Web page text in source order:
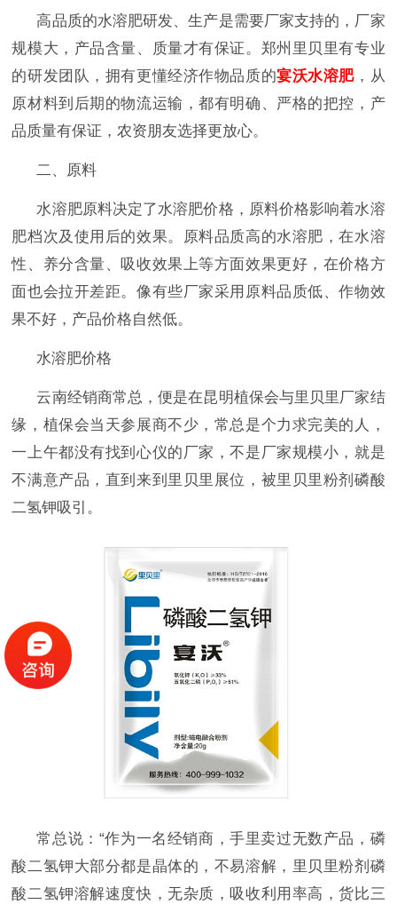
高品质的水溶肥研发、生产是需要厂家支持的，厂家
规模大，产品含量、质量才有保证。郑州里贝里有专业
的研发团队，拥有更懂经济作物品质的宴沃水溶肥 ，从
原材料到后期的物流运输，都有明确、严格的把控，产
品质量有保证，农资朋友选择更放心。
二、原料
水溶肥原料决定了水溶肥价格，原料价格影响着水溶
肥档次及使用后的效果。原料品质高的水溶肥，在水溶
性、养分含量、吸收效果上等方面效果更好，在价格方
面也会拉开差距。像有些厂家采用原料品质低、作物效
果不好，产品价格自然低。
水溶肥价格
云南经销商常总，便是在昆明植保会与里贝里厂家结
缘，植保会当天参展商不少，常总是个力求完美的人，
一上午都没有找到心仪的厂家，不是厂家规模小，就是
不满意产品，直到来到里贝里展位，被里贝里粉剂磷酸
二氢钾吸引。
常总说： “作为一名经销商，手里卖过无数产品，磷
酸二氢钾大部分都是晶体的，不易溶解，里贝里粉剂磷
酸二氢钾溶解速度快，无杂质，吸收利用率高，货比三